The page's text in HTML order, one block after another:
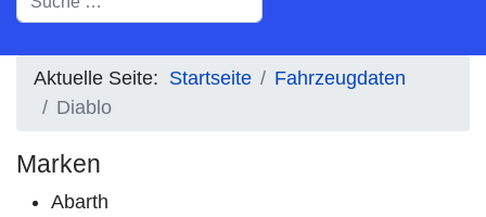
Aktuelle Seite: Startseite
Fahrzeugdaten
Diablo
Marken
Abarth